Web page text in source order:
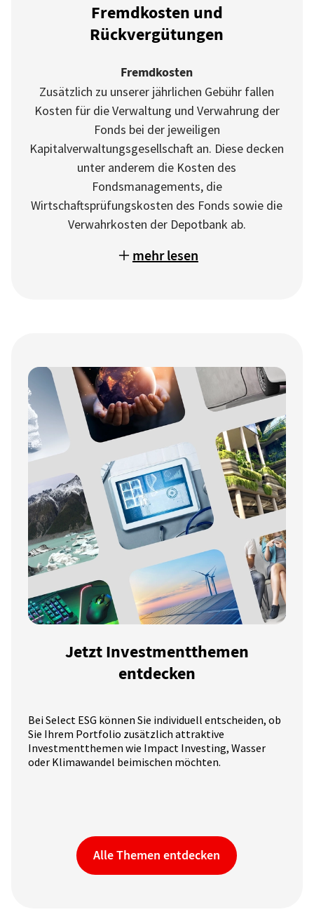
Fremdkosten und
Rückvergütungen
Fremdkosten
Zusätzlich zu unserer jährlichen Gebühr fallen
Kosten für die Verwaltung und Verwahrung der
Fonds bei der jeweiligen
Kapitalverwaltungsgesellschaft an. Diese decken
unter anderem die Kosten des
Fondsmanagements, die
Wirtschaftsprüfungskosten des Fonds sowie die
Verwahrkosten der Depotbank ab.
mehr lesen
Jetzt Investmentthemen
entdecken
Bei Select ESG können Sie individuell entscheiden, ob
Sie Ihrem Portfolio zusätzlich attraktive
Investmentthemen wie Impact Investing, Wasser
oder Klimawandel beimischen möchten.
Alle Themen entdecken